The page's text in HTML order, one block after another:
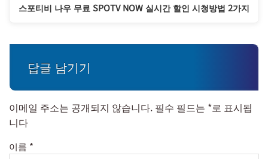
스포티비 나우 무료 SPOTV NOW 실시간 할인 시청방법 2가지
답글 남기기
이메일 주소는 공개되지 않습니다. 필수 필드는 *로 표시됩
니다
이름 *